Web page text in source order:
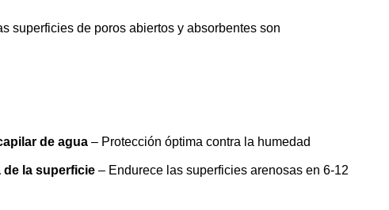
superficies de poros abiertos y absorbentes son
de agua – Protección óptima contra la humedad
de la superficie – Endurece las superficies arenosas en 6-12